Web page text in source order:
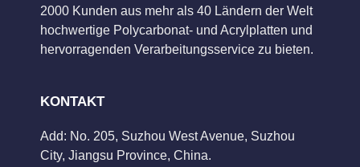
2000 Kunden aus mehr als 40 Ländern der Welt
hochwertige Polycarbonat- und Acrylplatten und
hervorragenden Verarbeitungsservice zu bieten.
KONTAKT
Add: No. 205, Suzhou West Avenue, Suzhou
City, Jiangsu Province, China.